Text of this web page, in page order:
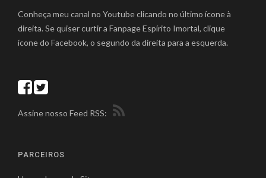
Conheça meu canal no Youtube clicando no último ícone à
direita. Se quiser curtir a Fanpage Espírito Imortal, clique
ícone do Facebook, o segundo da direita para a esquerda.
Assine nosso Feed RSS:
PARCEIROS